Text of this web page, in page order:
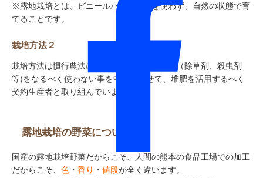
※露地栽培とは、ビニールハウスなどを使わず、自然の状態で育
てることです。
栽培方法２
栽培方法は慣行農法に比べ、化学肥料、農薬（除草剤、殺虫剤
等)をなるべく使わない事を申し合わせて、堆肥を活用するべく
契約生産者と取り組んでいます。
露地栽培の野菜について
国産の露地栽培野菜だからこそ、人間の熊本の食品工場での加工
だからこそ、 色 ・ 香り ・ 値段が全く違います。